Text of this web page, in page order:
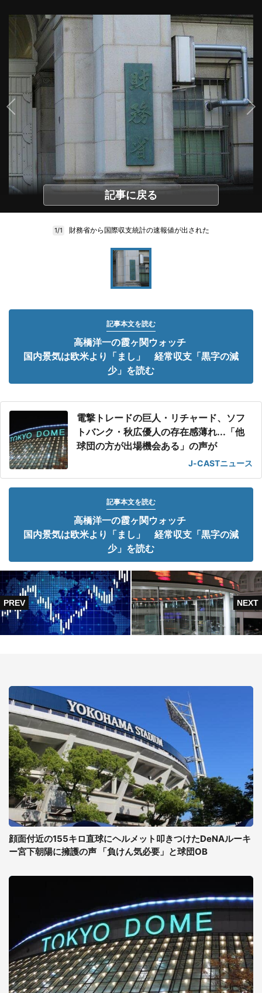
記事に戻る
1/1 財務省から国際収支統計の速報値が出された
記事本文を読む
高橋洋一の霞ヶ関ウォッチ
国内景気は欧米より「まし」 経常収支「黒字の減
少」を読む
電撃トレードの巨人・リチャード、ソフ
トバンク・秋広優人の存在感薄れ...「他
球団の方が出場機会ある」の声が
J-CASTニュース
記事本文を読む
高橋洋一の霞ヶ関ウォッチ
国内景気は欧米より「まし」 経常収支「黒字の減
少」を読む
顔面付近の155キロ直球にヘルメット叩きつけたDeNAルーキ
ー宮下朝陽に擁護の声 「負けん気必要」と球団OB